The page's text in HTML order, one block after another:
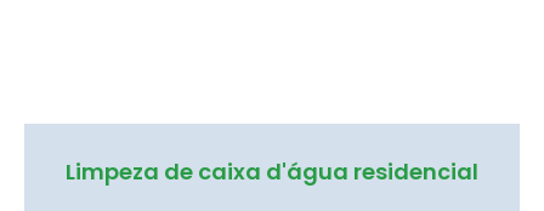
Limpeza de caixa d'água residencial